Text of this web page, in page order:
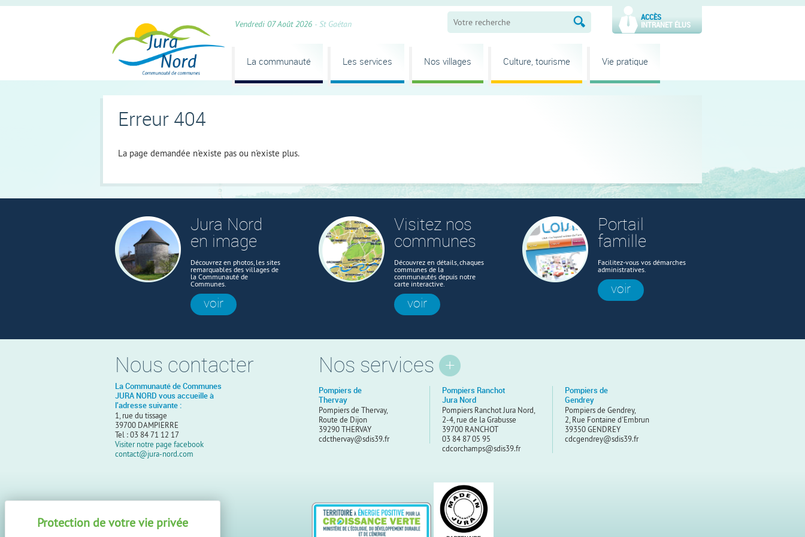
Vendredi 07 Août 2026 - St Gaétan
ACCÈS
INTRANET ÉLUS
La communauté Les services Nos villages Culture, tourisme Vie pratique
Erreur 404
La page demandée n'existe pas ou n'existe plus.
Jura Nord
en image
Découvrez en photos, les sites
remarquables des villages de
la Communauté de
Communes.
voir
Visitez nos
communes
Découvrez en détails, chaques
communes de la
communautés depuis notre
carte interactive.
voir
Portail
famille
Facilitez-vous vos démarches
administratives.
voir
Nous contacter
La Communauté de Communes
JURA NORD vous accueille à
l'adresse suivante :
1, rue du tissage
39700 DAMPIERRE
Tel : 03 84 71 12 17
Visiter notre page facebook
contact@jura-nord.com
Nos services
Pompiers de
Thervay
Pompiers de Thervay,
Route de Dijon
39290 THERVAY
cdcthervay@sdis39.fr
Pompiers Ranchot
Jura Nord
Pompiers Ranchot Jura Nord,
2-4, rue de la Grabusse
39700 RANCHOT
03 84 87 05 95
cdcorchamps@sdis39.fr
Pompiers de
Gendrey
Pompiers de Gendrey,
2, Rue Fontaine d'Embrun
39350 GENDREY
cdcgendrey@sdis39.fr
Panneau de gestion des cookies